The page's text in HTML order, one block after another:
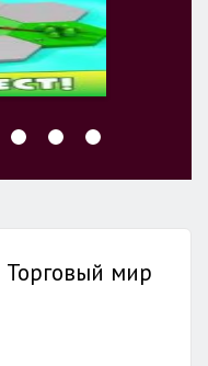
Торговый мир